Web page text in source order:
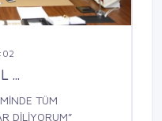
...
TÜM
DİLİYORUM”